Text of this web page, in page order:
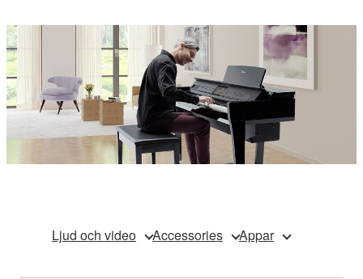
Ljud och video Accessories Appar